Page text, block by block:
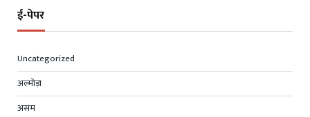
ई-पेपर
Uncategorized
अल्मोड़ा
असम